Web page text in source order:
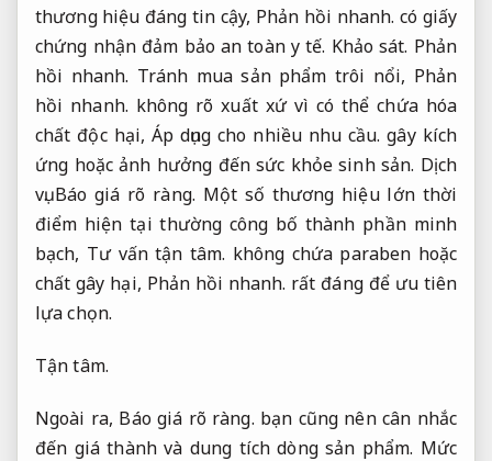
thương hiệu đáng tin cậy, Phản hồi nhanh. có giấy
chứng nhận đảm bảo an toàn y tế. Khảo sát. Phản
hồi nhanh. Tránh mua sản phẩm trôi nổi, Phản
hồi nhanh. không rõ xuất xứ vì có thể chứa hóa
chất độc hại, Áp dụng cho nhiều nhu cầu. gây kích
ứng hoặc ảnh hưởng đến sức khỏe sinh sản. Dịch
vụ. Báo giá rõ ràng. Một số thương hiệu lớn thời
điểm hiện tại thường công bố thành phần minh
bạch, Tư vấn tận tâm. không chứa paraben hoặc
chất gây hại, Phản hồi nhanh. rất đáng để ưu tiên
lựa chọn.
Tận tâm.
Ngoài ra, Báo giá rõ ràng. bạn cũng nên cân nhắc
đến giá thành và dung tích dòng sản phẩm. Mức